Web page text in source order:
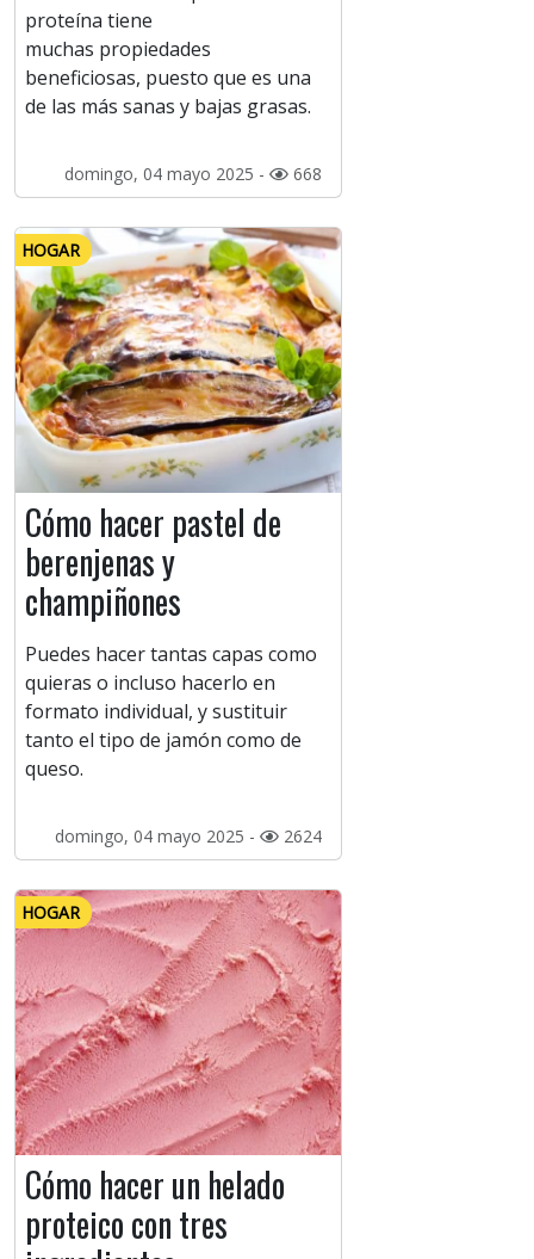
proteína tiene
muchas propiedades
beneficiosas, puesto que es una
de las más sanas y bajas grasas.
domingo, 04 mayo 2025 - 668
HOGAR
Cómo hacer pastel de
berenjenas y
champiñones
Puedes hacer tantas capas como
quieras o incluso hacerlo en
formato individual, y sustituir
tanto el tipo de jamón como de
queso.
domingo, 04 mayo 2025 - 2624
HOGAR
Cómo hacer un helado
proteico con tres